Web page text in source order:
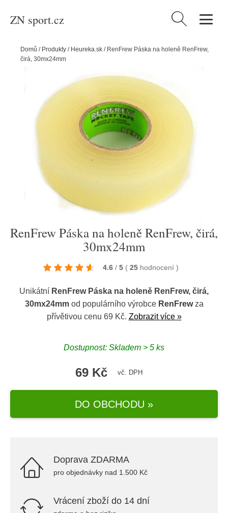
ZN sport.cz Vyhledávání
Domů / Produkty / Heureka.sk / RenFrew Páska na holeně RenFrew,
čirá, 30mx24mm
RenFrew Páska na holeně RenFrew, čirá,
30mx24mm
4.6 / 5 ( 25 hodnocení )
Unikátní RenFrew Páska na holeně RenFrew, čirá,
30mx24mmod populárního výrobce RenFrewza
přívětivou cenu 69 Kč. Zobrazit více »
Dostupnost: Skladem > 5 ks
69 Kč vč. DPH
DO OBCHODU »
Doprava ZDARMA
pro objednávky nad 1.500 Kč
Vrácení zboží do 14 dní